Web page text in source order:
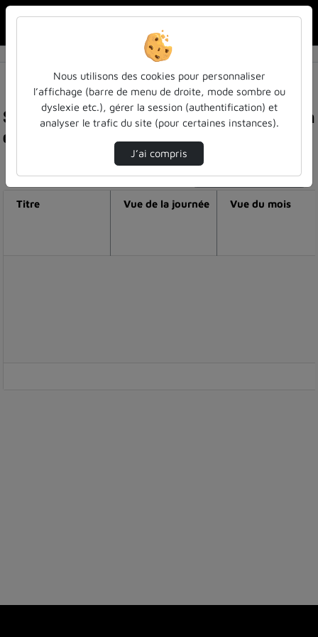
Statistiques de visualisation de la vidéo L'éperon
du bourg de vaudémont
Modifier la période de visualisation
Titre Vue de la journée Vue du mois
Nous utilisons des cookies pour personnaliser
l’affichage (barre de menu de droite, mode sombre ou
dyslexie etc.), gérer la session (authentification) et
analyser le trafic du site (pour certaines instances).
J’ai compris